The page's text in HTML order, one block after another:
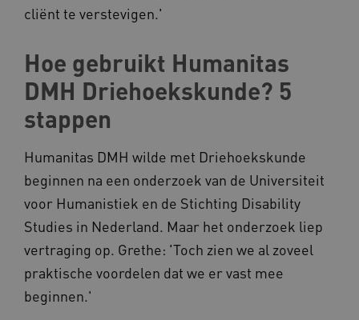
cliënt te verstevigen.'
Hoe gebruikt Humanitas
DMH Driehoekskunde? 5
stappen
Humanitas DMH wilde met Driehoekskunde
beginnen na een onderzoek van de Universiteit
voor Humanistiek en de Stichting Disability
Studies in Nederland. Maar het onderzoek liep
vertraging op. Grethe: 'Toch zien we al zoveel
praktische voordelen dat we er vast mee
beginnen.'
__cf_bm
BCSessionID vilans.blueconic.net
ARRAffinity
Microsoft Corporation
.www.kennispleingehandicaptensector.nl
Google Privacy Policy